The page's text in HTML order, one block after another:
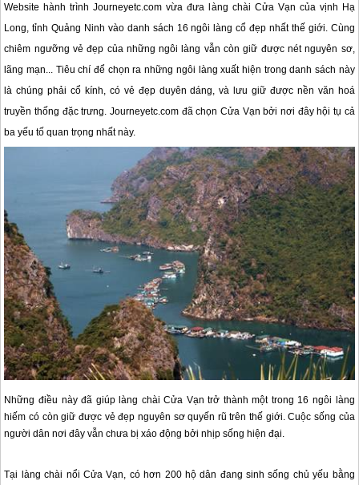
Website hành trình Journeyetc.com vừa đưa làng chài Cửa Vạn của vịnh Hạ
Long, tỉnh Quảng Ninh vào danh sách 16 ngôi làng cổ đẹp nhất thế giới. Cùng
chiêm ngưỡng vẻ đẹp của những ngôi làng vẫn còn giữ được nét nguyên sơ,
lãng mạn... Tiêu chí để chọn ra những ngôi làng xuất hiện trong danh sách này
là chúng phải cổ kính, có vẻ đẹp duyên dáng, và lưu giữ được nền văn hoá
truyền thống đặc trưng. Journeyetc.com đã chọn Cửa Vạn bởi nơi đây hội tụ cả
ba yếu tố quan trọng nhất này.
Những điều này đã giúp làng chài Cửa Vạn trở thành một trong 16 ngôi làng
hiếm có còn giữ được vẻ đẹp nguyên sơ quyến rũ trên thế giới. Cuộc sống của
người dân nơi đây vẫn chưa bị xáo động bởi nhịp sống hiện đại.
Tại làng chài nổi Cửa Vạn, có hơn 200 hộ dân đang sinh sống chủ yếu bằng